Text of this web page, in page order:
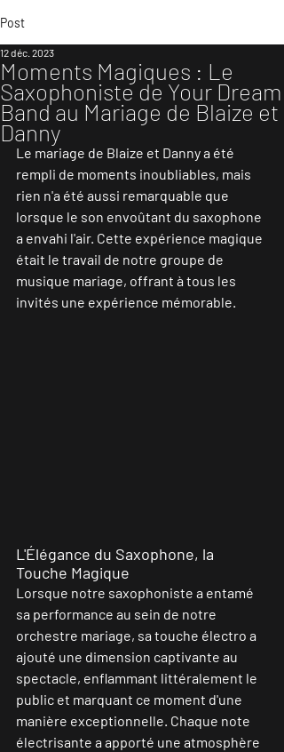
Post
Moments Magiques : Le
Saxophoniste de Your Dream
Band au Mariage de Blaize et
Danny
12 déc. 2023
Le mariage de Blaize et Danny a été
rempli de moments inoubliables, mais
rien n'a été aussi remarquable que
lorsque le son envoûtant du saxophone
a envahi l'air. Cette expérience magique
était le travail de notre groupe de
musique mariage, offrant à tous les
invités une expérience mémorable.
L'Élégance du Saxophone, la
Touche Magique
Lorsque notre saxophoniste a entamé
sa performance au sein de notre
orchestre mariage, sa touche électro a
ajouté une dimension captivante au
spectacle, enflammant littéralement le
public et marquant ce moment d'une
manière exceptionnelle. Chaque note
électrisante a apporté une atmosphère